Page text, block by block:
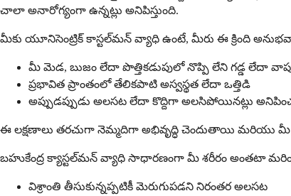
చాలా అనారోగ్యంగా ఉన్నట్లు అనిపిస్తుంది.
మీకు యూనిసెంట్రిక్ కాస్టల్‌మన్ వ్యాధి ఉంటే, మీరు ఈ క్రింది
మీ మెడ, బుజం లేదా పొత్తికడుపులో నొప్పి లేని గడ్డ లేదా
ప్రభావిత ప్రాంతంలో తేలికపాటి అస్వస్థత లేదా ఒత్తిడి
అప్పుడప్పుడు అలసట లేదా కొద్దిగా అలసిపోయినట్లు
ఈ లక్షణాలు తరచుగా నెమ్మదిగా అభివృద్ధి చెందుతాయి మరియు
బహుకేంద్ర క్యాస్టల్‌మన్ వ్యాధి సాధారణంగా మీ శరీరం అంతటా మరింత
విశ్రాంతి తీసుకున్నప్పటికీ మెరుగుపడని నిరంతర అలసట